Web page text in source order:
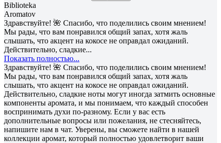
Biblioteka
Aromatov
Здравствуйте! 🌺 Спасибо, что поделились своим мнением!
Мы рады, что вам понравился общий запах, хотя жаль
слышать, что акцент на кокосе не оправдал ожиданий.
Действительно, сладкие...
Показать полностью...
Здравствуйте! 🌺 Спасибо, что поделились своим мнением!
Мы рады, что вам понравился общий запах, хотя жаль
слышать, что акцент на кокосе не оправдал ожиданий.
Действительно, сладкие ноты могут иногда затмить основные
компоненты аромата, и мы понимаем, что каждый способен
воспринимать духи по-разному. Если у вас есть
дополнительные вопросы или пожелания, не стесняйтесь,
напишите нам в чат. Уверены, вы сможете найти в нашей
коллекции аромат, который полностью удовлетворит ваши